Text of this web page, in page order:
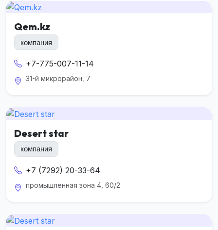
Qem.kz
компания
+7-775-007-11-14
31-й микрорайон, 7
Desert star
компания
+7 (7292) 20-33-64
промышленная зона 4, 60/2